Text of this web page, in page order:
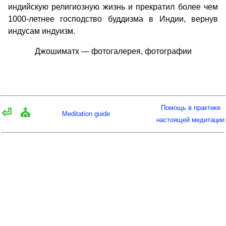
индийскую религиозную жизнь и прекратил более чем
1000-летнее господство буддизма в Индии, вернув
индусам индуизм.
Джошиматх — фотогалерея, фотографии
⏎ ⛪ Meditation guide
Помощь в практике
настоящей медитации